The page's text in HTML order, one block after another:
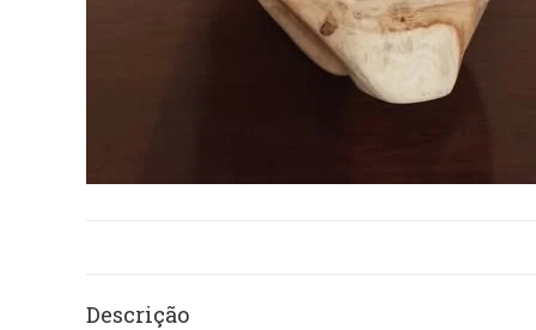
Descrição